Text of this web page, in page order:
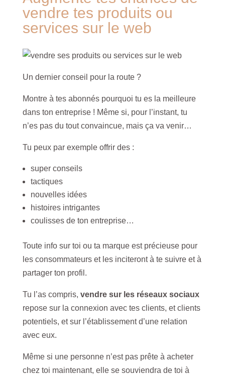
vendre tes produits ou
services sur le web
Un dernier conseil pour la route ?
Montre à tes abonnés pourquoi tu es la meilleure
dans ton entreprise ! Même si, pour l’instant, tu
n’es pas du tout convaincue, mais ça va venir…
Tu peux par exemple offrir des :
super conseils
tactiques
nouvelles idées
histoires intrigantes
coulisses de ton entreprise…
Toute info sur toi ou ta marque est précieuse pour
les consommateurs et les inciteront à te suivre et à
partager ton profil.
Tu l’as compris, vendre sur les réseaux sociaux
repose sur la connexion avec tes clients, et clients
potentiels, et sur l’établissement d’une relation
avec eux.
Même si une personne n’est pas prête à acheter
chez toi maintenant, elle se souviendra de toi à